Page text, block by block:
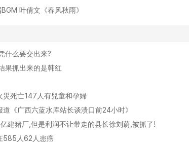
叶倩文《春风秋雨》
什么要交出来?
果抓出来的是韩红
災死亡147人有兒童和孕婦
《广西六蓝水库站长谈溃口前24小时》
建猪厂,但是利润不让带走的县长徐刘蔚,被抓了!
585人62人患癌